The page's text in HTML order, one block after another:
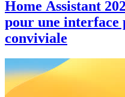
Home Assistant
pour une interface
conviviale